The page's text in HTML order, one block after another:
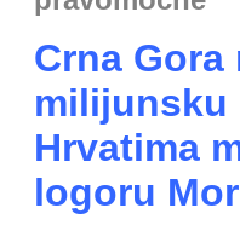
Crna
milijunsku
Hrvatima
logoru